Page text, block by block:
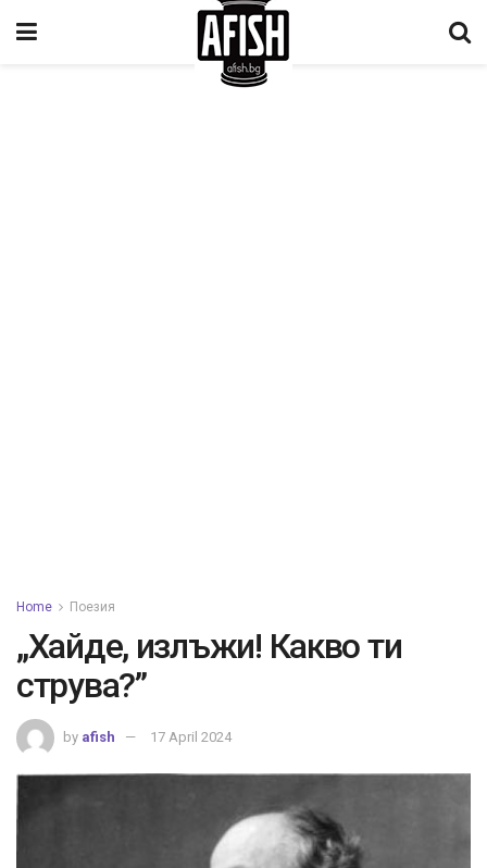
Home Поезия
„Хайде, излъжи! Какво ти
струва?”
by afish 17 April 2024